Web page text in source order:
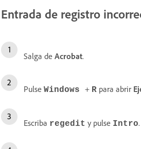
Entrada de registro
Salga de Acrobat.
Pulse Windows + R para abrir
Escriba regedit y pulse Intro.